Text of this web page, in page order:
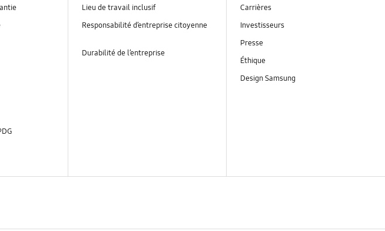
Lieu de travail inclusif
Responsabilité d’entreprise citoyenne
Durabilité de l’entreprise
Carrières
Investisseurs
Presse
Éthique
Design Samsung